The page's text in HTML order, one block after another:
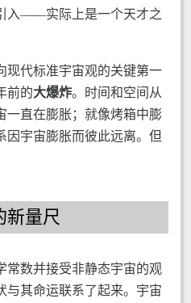
入——实际上是一个天才之
现代标准宇宙观的关键第一
前的大爆炸。时间和空间从
一直在膨胀；就像烤箱中膨
因宇宙膨胀而彼此远离。但
量尺
常数并接受非静态宇宙的观
与其命运联系了起来。宇宙